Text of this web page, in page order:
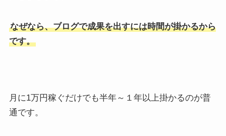
なぜなら、ブログで成果を出すには時間が掛かるから
です。
月に1万円稼ぐだけでも半年～１年以上掛かるのが普
通です。